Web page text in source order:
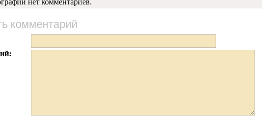
нет комментариев.
комментарий